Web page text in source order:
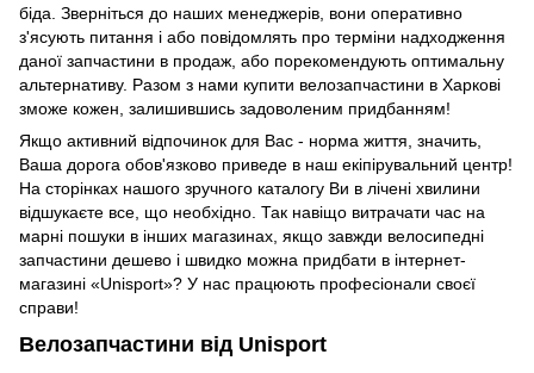
біда. Зверніться до наших менеджерів, вони оперативно
з'ясують питання і або повідомлять про терміни надходження
даної запчастини в продаж, або порекомендують оптимальну
альтернативу. Разом з нами купити велозапчастини в Харкові
зможе кожен, залишившись задоволеним придбанням!
Якщо активний відпочинок для Вас - норма життя, значить,
Ваша дорога обов'язково приведе в наш екіпірувальний центр!
На сторінках нашого зручного каталогу Ви в лічені хвилини
відшукаєте все, що необхідно. Так навіщо витрачати час на
марні пошуки в інших магазинах, якщо завжди велосипедні
запчастини дешево і швидко можна придбати в інтернет-
магазині «Unisport»? У нас працюють професіонали своєї
справи!
Велозапчастини від Unisport